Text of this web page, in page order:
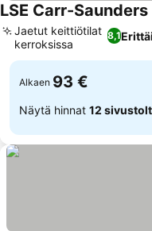
LSE Carr-Saunders
8,1
Jaetut keittiötilat
kerroksissa
Alkaen 93 €
Näytä hinnat 12